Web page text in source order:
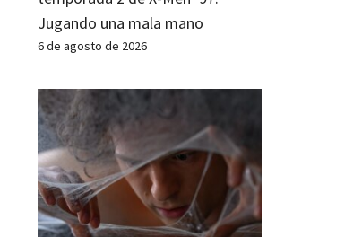
Jugando una mala mano
6 de agosto de 2026